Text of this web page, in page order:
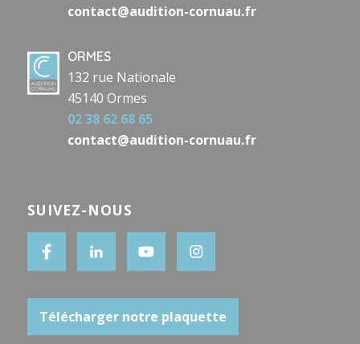
contact@audition-cornuau.fr
ORMES
132 rue Nationale
45140 Ormes
02 38 62 68 65
contact@audition-cornuau.fr
SUIVEZ-NOUS
Télécharger notre plaquette